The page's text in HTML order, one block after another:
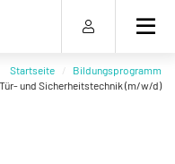
Startseite
Bildungsprogramm
und Sicherheitstechnik (m/w/d)